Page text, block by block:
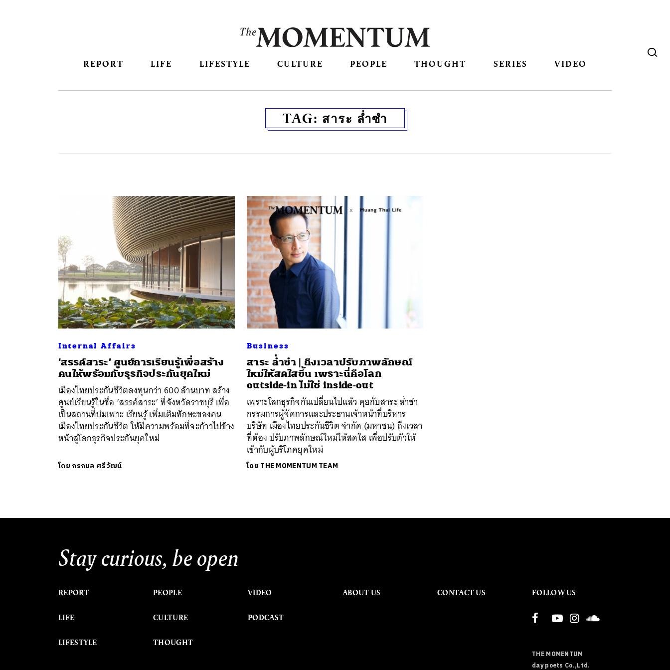
REPORT LIFE LIFESTYLE CULTURE PEOPLE THOUGHT SERIES VIDEO
TAG: สาระ ล่ำซำ
Internal Affairs
‘สรรค์สาระ’ ศูนย์การเรียนรู้เพื่อสร้าง
คนให้พร้อมกับธุรกิจประกันยุคใหม่
เมืองไทยประกันชีวิตลงทุนกว่า 600 ล้านบาท สร้าง
ศูนย์เรียนรู้ในชื่อ ‘สรรค์สาระ’ ที่จังหวัดราชบุรี เพื่อ
เป็นสถานที่บ่มเพาะ เรียนรู้ เพิ่มเติมทักษะของคน
เมืองไทยประกันชีวิต ให้มีความพร้อมที่จะก้าวไปข้าง
หน้าสู่โลกธุรกิจประกันยุคใหม่
โดย กรกมล ศรีวัฒน์
Business
สาระ ล่ำซำ | ถึงเวลาปรับภาพลักษณ์
ใหม่ให้สดใสขึ้น เพราะนี่คือโลก
outside-in ไม่ใช่ inside-out
เพราะโลกธุรกิจกันเปลี่ยนไปแล้ว คุยกับสาระ ล่ำซำ
กรรมการผู้จัดการและประธานเจ้าหน้าที่บริหาร
บริษัท เมืองไทยประกันชีวิต จำกัด (มหาชน) ถึงเวลา
ที่ต้อง ปรับภาพลักษณ์ใหม่ให้สดใส เพื่อปรับตัวให้
เข้ากับผู้บริโภคยุคใหม่
โดย THE MOMENTUM TEAM
Stay curious, be open
REPORT
LIFE
LIFESTYLE
PEOPLE
CULTURE
THOUGHT
VIDEO
PODCAST
ABOUT US CONTACT US FOLLOW US
THE MOMENTUM
day poets Co.,Ltd.
SHARE TWEET LINE